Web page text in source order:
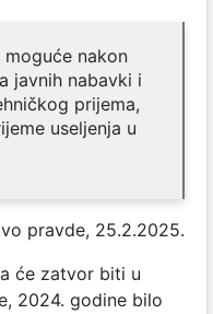
nakon
javnih nabavki i
prijema,
useljenja u
pravde, 25.2.2025.
će zatvor biti u
2024. godine bilo